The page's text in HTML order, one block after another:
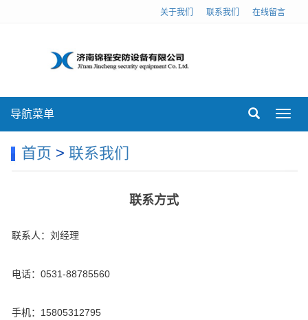
关于我们 联系我们 在线留言
导航菜单
首页 > 联系我们
联系方式
联系人：刘经理
电话：0531-88785560
手机：15805312795